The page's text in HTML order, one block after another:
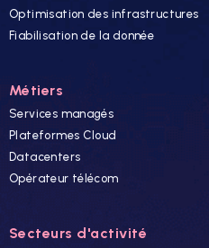
Optimisation des infrastructures
Fiabilisation de la donnée
Métiers
Services managés
Plateformes Cloud
Datacenters
Opérateur télécom
Secteurs d'activité